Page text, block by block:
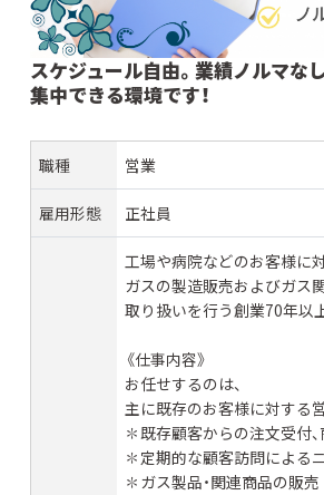
スケジュール自由。業績ノルマな
集中できる環境です！
職種 営業
雇用形態 正社員
工場や病院などのお客様に対
ガスの製造販売およびガス
取り扱いを行う創業70年以
《仕事内容》
お任せするのは、
主に既存のお客様に対する
✽既存顧客からの注文受付
✽定期的な顧客訪問による
✽ガス製品・関連商品の販売